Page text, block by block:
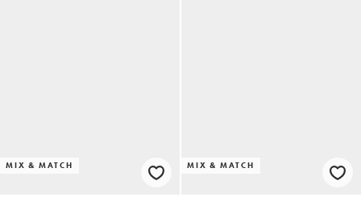
MIX & MATCH MIX & MATCH